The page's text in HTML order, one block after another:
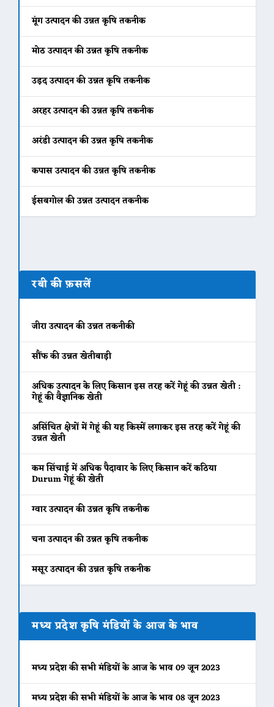
मूंग उत्पादन की उन्नत कृषि तकनीक
मोठ उत्पादन की उन्नत कृषि तकनीक
उड़द उत्पादन की उन्नत कृषि तकनीक
अरहर उत्पादन की उन्नत कृषि तकनीक
अरंडी उत्पादन की उन्नत कृषि तकनीक
कपास उत्पादन की उन्नत कृषि तकनीक
ईसबगोल की उन्नत उत्पादन तकनीक
रबी की फ़सलें
जीरा उत्पादन की उन्नत तकनीकी
सौंफ की उन्नत खेतीबाड़ी
अधिक उत्पादन के लिए किसान इस तरह करें गेहूं की उन्नत खेती :
गेहूं की वैज्ञानिक खेती
असिंचित क्षेत्रों में गेहूं की यह किस्में लगाकर इस तरह करें गेहूं की
उन्नत खेती
कम सिंचाई में अधिक पैदावार के लिए किसान करें कठिया
Durum गेहूं की खेती
ग्वार उत्पादन की उन्नत कृषि तकनीक
चना उत्पादन की उन्नत कृषि तकनीक
मसूर उत्पादन की उन्नत कृषि तकनीक
मध्य प्रदेश कृषि मंडियों के आज के भाव
मध्य प्रदेश की सभी मंडियों के आज के भाव 09 जून 2023
मध्य प्रदेश की सभी मंडियों के आज के भाव 08 जून 2023